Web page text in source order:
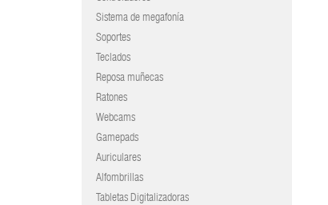
Sistema de megafonía
Soportes
Teclados
Reposa muñecas
Ratones
Webcams
Gamepads
Auriculares
Alfombrillas
Tabletas Digitalizadoras